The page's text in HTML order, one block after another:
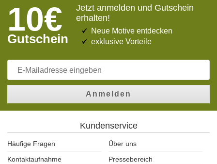
10€
Gutschein
Jetzt anmelden und Gutschein
erhalten!
Neue Motive entdecken
exklusive Vorteile
Anmelden
Kundenservice
Häufige Fragen
Über uns
Kontaktaufnahme
Pressebereich